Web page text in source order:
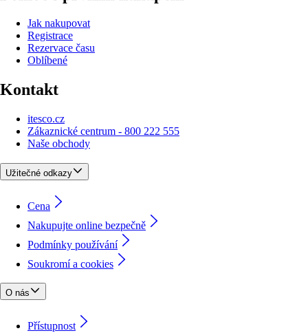
Jak nakupovat
Registrace
Rezervace času
Oblíbené
Kontakt
itesco.cz
Zákaznické centrum - 800 222 555
Naše obchody
Užitečné odkazy
Cena
Nakupujte online bezpečně
Podmínky používání
Soukromí a cookies
O nás
Přístupnost